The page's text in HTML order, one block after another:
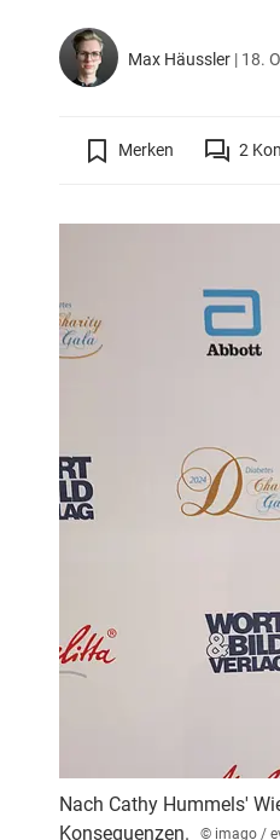
Max Häussler | 18.
Merken 2
Nach Cathy Hummels'
Konsequenzen.
© imago /